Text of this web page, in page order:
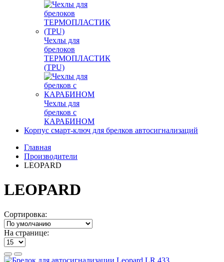
Чехлы для
брелоков
ТЕРМОПЛАСТИК
(TPU)
Чехлы для
брелков с
КАРАБИНОМ
Корпус смарт-ключ для брелков автосигнализаций
Главная
Производители
LEOPARD
LEOPARD
Сортировка:
На странице: